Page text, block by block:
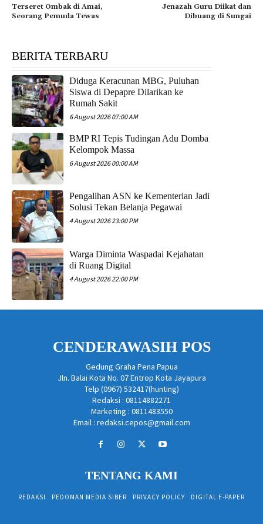
Terseret Ombak di Amai,
Seorang Pemuda Tewas
Jenazah Guru Diikat dan
Dibuang di Sungai
BERITA TERBARU
Diduga Keracunan MBG, Puluhan
Siswa di Depapre Dilarikan ke
Rumah Sakit
6 August 2026 07:00 AM
​BMP RI Tepis Tudingan Adu Domba
Kelompok Massa
6 August 2026 00:00 AM
Pengalihan ASN ke Kementerian Jadi
Solusi Tekan Belanja Pegawai
4 August 2026 23:00 PM
Warga Diminta Waspadai Kejahatan
di Ruang Digital
4 August 2026 22:00 PM
CENDERAWASIH POS
Gedung Graha Pena Papua
Jln. Balai Kota No. 07 Entrop Kota Jayapura
Telp (0967) 532417(hunting)
Redaksi : 08114882271
Marketing : 0811483550
Email : redaksi.cepos@gmail.com
TENTANG KAMI
REDAKSI PEDOMAN MEDIA SIBER PRIVACY POLICY DIGITAL E-PAPER